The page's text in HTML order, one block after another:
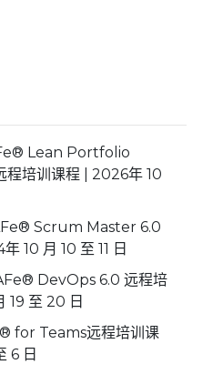
Lean Portfolio
培训课程 | 2026年 10
Scrum Master 6.0
10 月 10 至 11 日
DevOps 6.0 远程培
19 至 20 日
for Teams远程培训课
6 日